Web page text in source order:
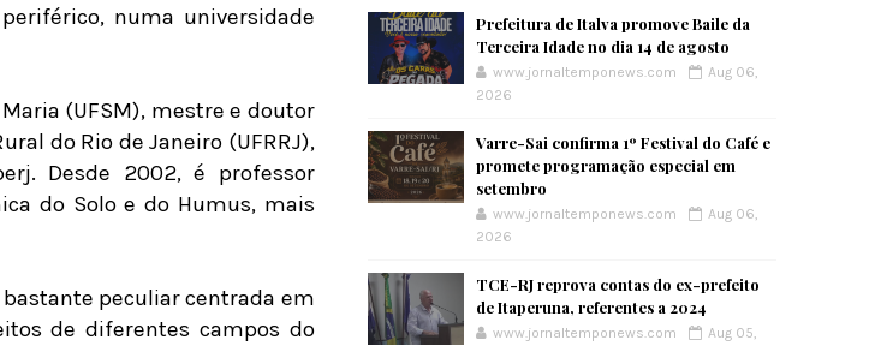
numa universidade
(UFSM), mestre e doutor
do Rio de Janeiro (UFRRJ),
Desde 2002, é professor
do Solo e do Humus, mais
peculiar centrada em
de diferentes campos do
Prefeitura de Italva promove Baile da
Terceira Idade no dia 14 de agosto
www.jornaltemponews.com
Aug 06,
2026
Varre-Sai confirma 1º Festival do Café e
promete programação especial em
setembro
www.jornaltemponews.com
Aug 06,
2026
TCE-RJ reprova contas do ex-prefeito
de Itaperuna, referentes a 2024
www.jornaltemponews.com
Aug 05,